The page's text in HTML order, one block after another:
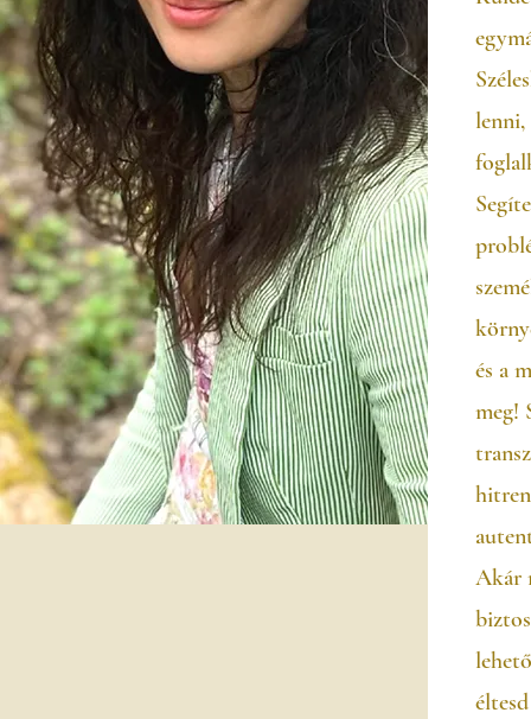
lenni,
és a
meg!
Akár